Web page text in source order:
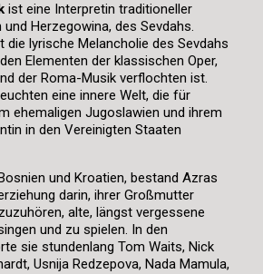
ist eine Interpretin traditioneller
Herzegowina, des Sevdahs.
die lyrische Melancholie des Sevdahs
Elementen der klassischen Oper,
der Roma-Musik verflochten ist.
eine innere Welt, die für
ehemaligen Jugoslawien und ihrem
in den Vereinigten Staaten
und Kroatien, bestand Azras
darin, ihrer Großmutter
alte, längst vergessene
und zu spielen. In den
sie stundenlang Tom Waits, Nick
Usnija Redzepova, Nada Mamula,